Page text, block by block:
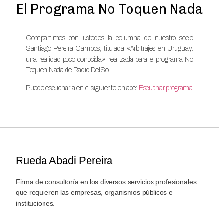
El Programa No Toquen Nada
Compartimos con ustedes la columna de nuestro socio
Santiago Pereira Campos, titulada «Arbitrajes en Uruguay:
una realidad poco conocida», realizada para el programa No
Toquen Nada de Radio DelSol.
Puede escucharla en el siguiente enlace: Escuchar programa
Rueda Abadi Pereira
Firma de consultoría en los diversos servicios profesionales
que requieren las empresas, organismos públicos e
instituciones.